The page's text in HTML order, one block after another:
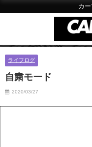
カ
ライフログ
自粛モード
2020/03/27